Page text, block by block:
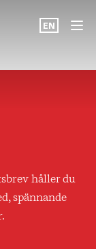
EN
håller du
spännande